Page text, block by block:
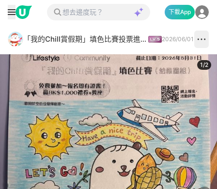
下載App
「我的Chill賞假期」填色比賽投票進行中✅ 2026/06/01
1/2